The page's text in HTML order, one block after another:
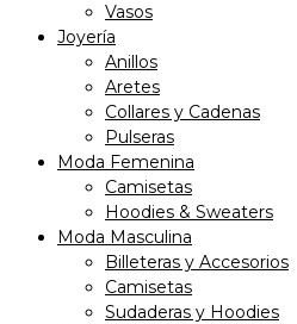
Vasos
Joyería
Anillos
Aretes
Collares y Cadenas
Pulseras
Moda Femenina
Camisetas
Hoodies & Sweaters
Moda Masculina
Billeteras y Accesorios
Camisetas
Sudaderas y Hoodies